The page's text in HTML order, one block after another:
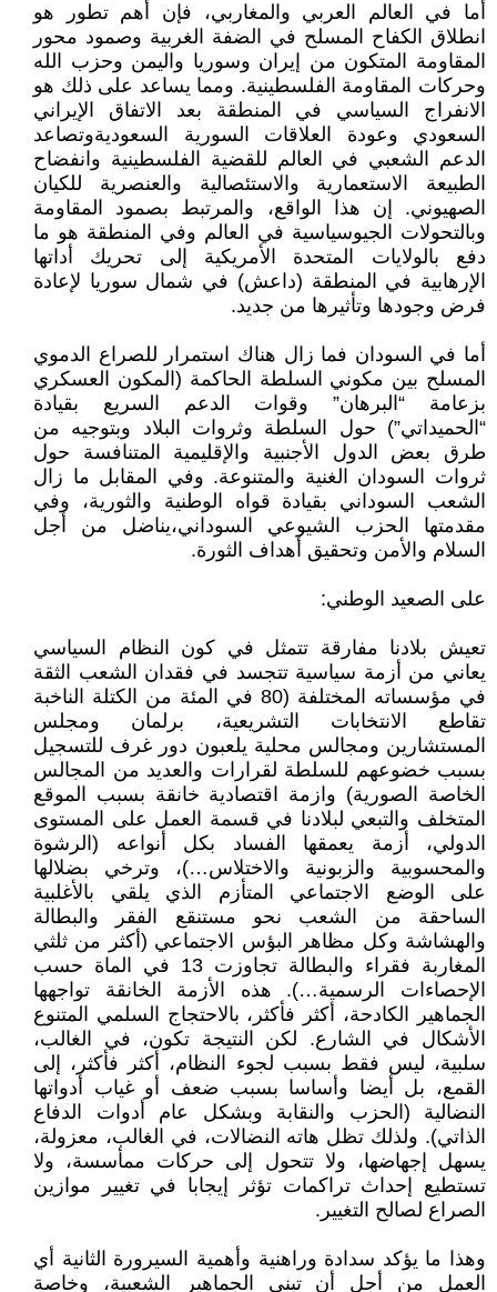
أما في العالم العربي والمغاربي، فإن أهم تطور هو
انطلاق الكفاح المسلح في الضفة الغربية وصمود محور
المقاومة المتكون من إيران وسوريا واليمن وحزب الله
وحركات المقاومة الفلسطينية. ومما يساعد على ذلك هو
الانفراج السياسي في المنطقة بعد الاتفاق الإيراني
السعودي وعودة العلاقات السورية السعوديةوتصاعد
الدعم الشعبي في العالم للقضية الفلسطينية وانفضاح
الطبيعة الاستعمارية والاستئصالية والعنصرية للكيان
الصهيوني. إن هذا الواقع، والمرتبط بصمود المقاومة
وبالتحولات الجيوسياسية في العالم وفي المنطقة هو ما
دفع بالولايات المتحدة الأمريكية إلى تحريك أداتها
الإرهابية في المنطقة (داعش) في شمال سوريا لإعادة
فرض وجودها وتأثيرها من جديد.
أما في السودان فما زال هناك استمرار للصراع الدموي
المسلح بين مكوني السلطة الحاكمة (المكون العسكري
بزعامة “البرهان” وقوات الدعم السريع بقيادة
“الحميداتي”) حول السلطة وثروات البلاد وبتوجيه من
طرق بعض الدول الأجنبية والإقليمية المتنافسة حول
ثروات السودان الغنية والمتنوعة. وفي المقابل ما زال
الشعب السوداني بقيادة قواه الوطنية والثورية، وفي
مقدمتها الحزب الشيوعي السوداني،يناضل من أجل
السلام والأمن وتحقيق أهداف الثورة.
على الصعيد الوطني:
تعيش بلادنا مفارقة تتمثل في كون النظام السياسي
يعاني من أزمة سياسية تتجسد في فقدان الشعب الثقة
في مؤسساته المختلفة (80 في المئة من الكتلة الناخبة
تقاطع الانتخابات التشريعية، برلمان ومجلس
المستشارين ومجالس محلية يلعبون دور غرف للتسجيل
بسبب خضوعهم للسلطة لقرارات والعديد من المجالس
الخاصة الصورية) وازمة اقتصادية خانقة بسبب الموقع
المتخلف والتبعي لبلادنا في قسمة العمل على المستوى
الدولي، أزمة يعمقها الفساد بكل أنواعه (الرشوة
والمحسوبية والزبونية والاختلاس…)، وترخي بضلالها
على الوضع الاجتماعي المتأزم الذي يلقي بالأغلبية
الساحقة من الشعب نحو مستنقع الفقر والبطالة
والهشاشة وكل مظاهر البؤس الاجتماعي (أكثر من ثلثي
المغاربة فقراء والبطالة تجاوزت 13 في الماة حسب
الإحصاءات الرسمية…). هذه الأزمة الخانقة تواجهها
الجماهير الكادحة، أكثر فأكثر، بالاحتجاج السلمي المتنوع
الأشكال في الشارع. لكن النتيجة تكون، في الغالب،
سلبية، ليس فقط بسبب لجوء النظام، أكثر فأكثر، إلى
القمع، بل أيضا وأساسا بسبب ضعف أو غياب أدواتها
النضالية (الحزب والنقابة وبشكل عام أدوات الدفاع
الذاتي). ولذلك تظل هاته النضالات، في الغالب، معزولة،
يسهل إجهاضها، ولا تتحول إلى حركات ممأسسة، ولا
تستطيع إحداث تراكمات تؤثر إيجابا في تغيير موازين
الصراع لصالح التغيير.
وهذا ما يؤكد سدادة وراهنية وأهمية السيرورة الثانية أي
العمل من أجل أن تبني الجماهير الشعبية، وخاصة